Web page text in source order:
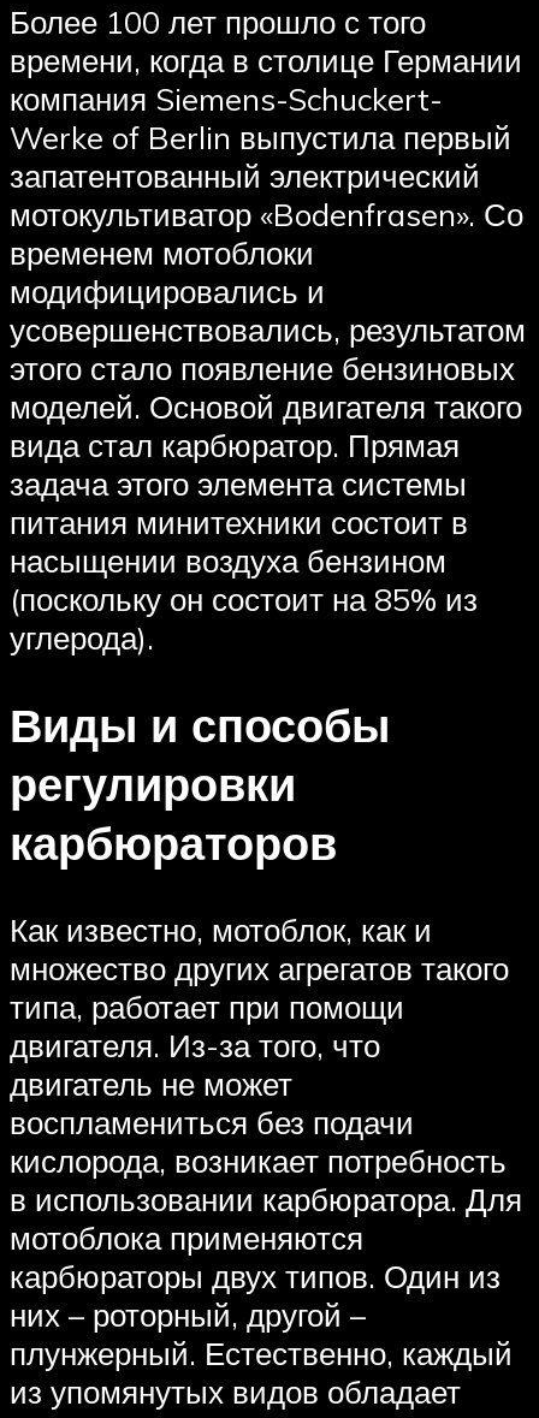
Более 100 лет прошло с того
времени, когда в столице Германии
компания Siemens-Schuckert-
Werke of Berlin выпустила первый
запатентованный электрический
мотокультиватор «Bodenfrasen». Со
временем мотоблоки
модифицировались и
усовершенствовались, результатом
этого стало появление бензиновых
моделей. Основой двигателя такого
вида стал карбюратор. Прямая
задача этого элемента системы
питания минитехники состоит в
насыщении воздуха бензином
(поскольку он состоит на 85% из
углерода).
Виды и способы
регулировки
карбюраторов
Как известно, мотоблок, как и
множество других агрегатов такого
типа, работает при помощи
двигателя. Из-за того, что
двигатель не может
воспламениться без подачи
кислорода, возникает потребность
в использовании карбюратора. Для
мотоблока применяются
карбюраторы двух типов. Один из
них – роторный, другой –
плунжерный. Естественно, каждый
из упомянутых видов обладает